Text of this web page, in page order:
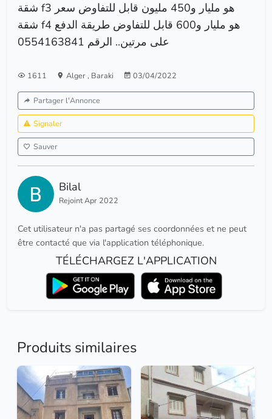
شقة f3 هو مليار و450 مليون قابل للتفاوض سعر
شقة f4 هو مليار و600 قابل للتفاوض طريقة الدفع
على مرتين.. الرقم 0554163841
1611 Alger, Baraki 03/04/2022
Partager l'Annonce
Signaler
Sauver
Bilal
Rejoint Apr 2022
Cet utilisateur n'a pas partagé ses coordonnées et ne peut
être contacté que via l'application téléphonique.
TÉLÉCHARGEZ L'APPLICATION
Produits similaires